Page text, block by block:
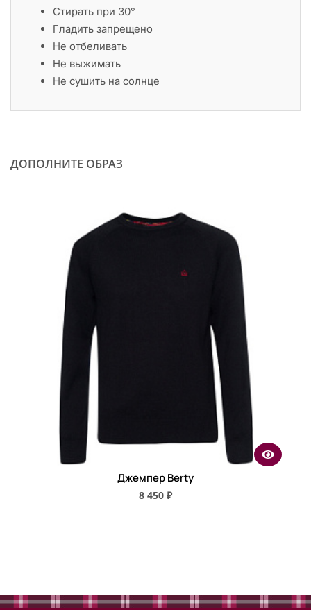
Стирать при 30°
Гладить запрещено
Не отбеливать
Не выжимать
Не сушить на солнце
ДОПОЛНИТЕ ОБРАЗ
Джемпер Berty
8 450 ₽